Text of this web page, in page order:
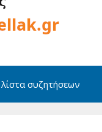
συζητήσεων